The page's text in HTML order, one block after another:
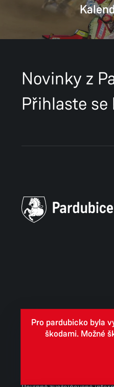
Novinky z
Přihlaste se
Pro pardubicko byla
škodami. Možné